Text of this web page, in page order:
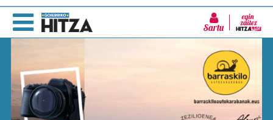
Sartu